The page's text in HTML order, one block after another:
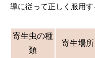
導に従って正しく服用す
寄生虫の種
類
寄生場所